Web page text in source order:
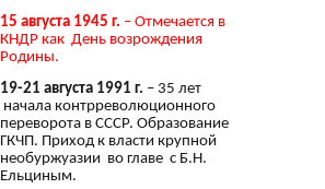
15 августа 1945 г. – Отмечается в
КНДР как День возрождения
Родины.
19-21 августа 1991 г. – 35 лет
начала контрреволюционного
переворота в СССР. Образование
ГКЧП. Приход к власти крупной
необуржуазии во главе с Б.Н.
Ельциным.